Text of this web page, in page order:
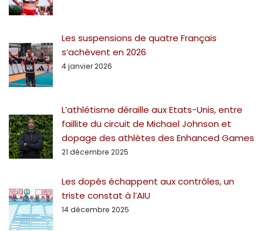
Les suspensions de quatre Français
s’achèvent en 2026
4 janvier 2026
L’athlétisme déraille aux Etats-Unis, entre
faillite du circuit de Michael Johnson et
dopage des athlètes des Enhanced Games
21 décembre 2025
Les dopés échappent aux contrôles, un
triste constat à l’AIU
14 décembre 2025